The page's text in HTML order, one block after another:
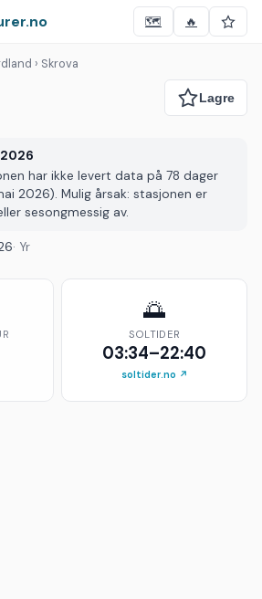
🗺️ 🔥
› Skrova
har ikke levert data på 78 dager
2026). Mulig årsak: stasjonen er
sesongmessig av.
· Yr
🌅
SOLTIDER
03:34–22:40
soltider.no ↗